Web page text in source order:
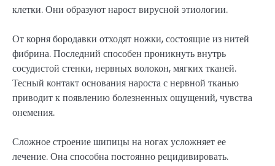
клетки. Они образуют нарост вирусной этиологии.
От корня бородавки отходят ножки, состоящие из нитей
фибрина. Последний способен проникнуть внутрь
сосудистой стенки, нервных волокон, мягких тканей.
Тесный контакт основания нароста с нервной тканью
приводит к появлению болезненных ощущений, чувства
онемения.
Сложное строение шипицы на ногах усложняет ее
лечение. Она способна постоянно рецидивировать.